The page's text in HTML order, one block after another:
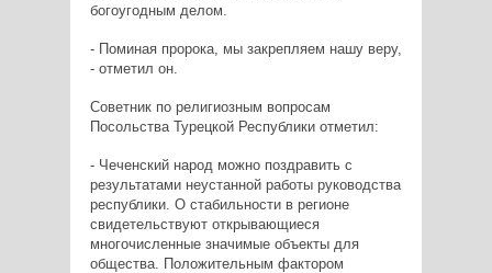
богоугодным делом.
- Поминая пророка, мы закрепляем нашу веру,
- отметил он.
Советник по религиозным вопросам
Посольства Турецкой Республики отметил:
- Чеченский народ можно поздравить с
результатами неустанной работы руководства
республики. О стабильности в регионе
свидетельствуют открывающиеся
многочисленные значимые объекты для
общества. Положительным фактором